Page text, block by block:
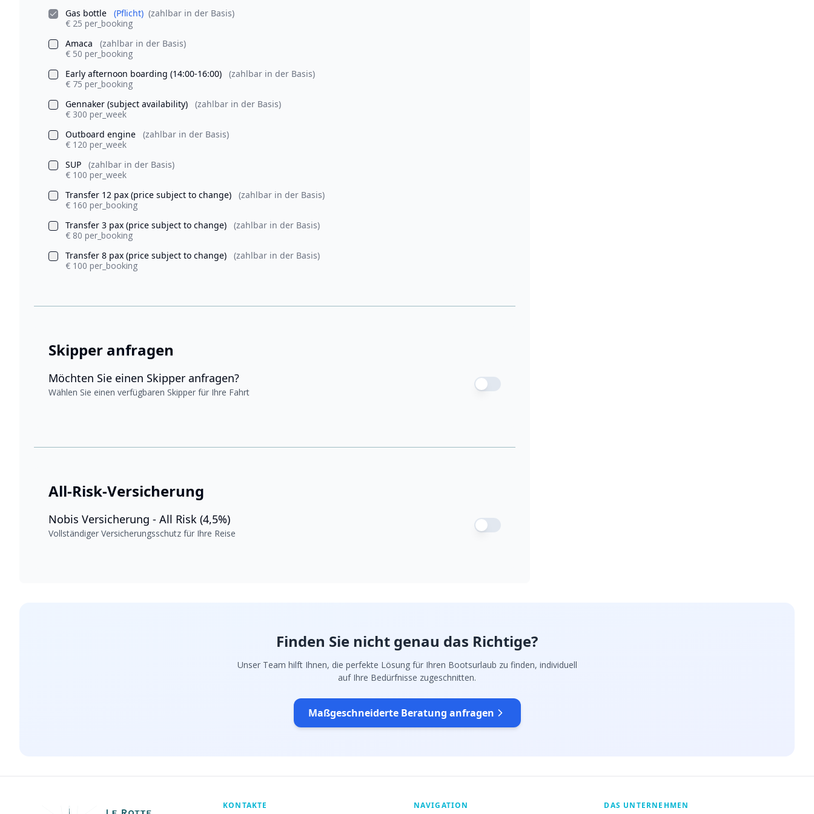
Gas bottle
(Pflicht) (zahlbar in der Basis)
€ 25 per_booking
Amaca
(zahlbar in der Basis)
€ 50 per_booking
Early afternoon boarding (14:00-16:00)
(zahlbar in der Basis)
€ 75 per_booking
Gennaker (subject availability)
(zahlbar in der Basis)
€ 300 per_week
Outboard engine
(zahlbar in der Basis)
€ 120 per_week
SUP
(zahlbar in der Basis)
€ 100 per_week
Transfer 12 pax (price subject to change)
(zahlbar in der Basis)
€ 160 per_booking
Transfer 3 pax (price subject to change)
(zahlbar in der Basis)
€ 80 per_booking
Transfer 8 pax (price subject to change)
(zahlbar in der Basis)
€ 100 per_booking
Skipper anfragen
Möchten Sie einen Skipper anfragen?
Wählen Sie einen verfügbaren Skipper für Ihre Fahrt
All-Risk-Versicherung
Nobis Versicherung - All Risk (4,5%)
Vollständiger Versicherungsschutz für Ihre Reise
Finden Sie nicht genau das Richtige?
Unser Team hilft Ihnen, die perfekte Lösung für Ihren Bootsurlaub zu finden, individuell
auf Ihre Bedürfnisse zugeschnitten.
Maßgeschneiderte Beratung anfragen
KONTAKTE NAVIGATION DAS UNTERNEHMEN